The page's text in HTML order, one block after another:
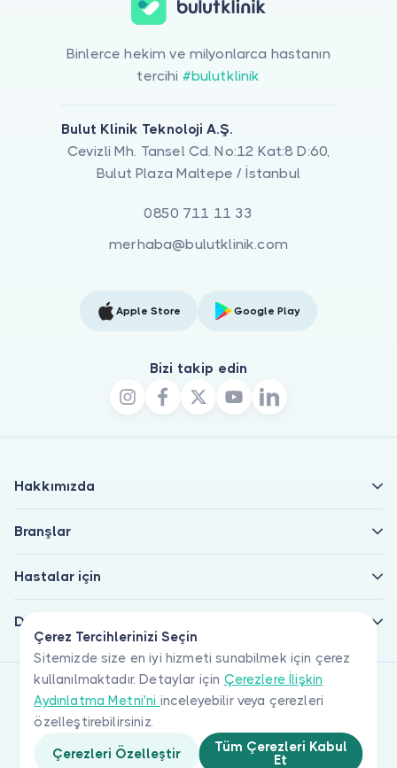
Çerez Tercihlerinizi Seçin
Sitemizde size en iyi hizmeti sunabilmek için çerez
kullanılmaktadır. Detaylar için Çerezlere İlişkin
Aydınlatma Metni'ni inceleyebilir veya çerezleri
özelleştirebilirsiniz.
Çerezleri Özelleştir
Tüm Çerezleri Kabul
Et
Binlerce hekim ve milyonlarca hastanın
tercihi #bulutklinik
Bulut Klinik Teknoloji A.Ş.
Cevizli Mh. Tansel Cd. No:12 Kat:8 D:60,
Bulut Plaza Maltepe / İstanbul
0850 711 11 33
merhaba@bulutklinik.com
Apple Store Google Play
Bizi takip edin
Hakkımızda
Branşlar
Hastalar için
Doktorlar için